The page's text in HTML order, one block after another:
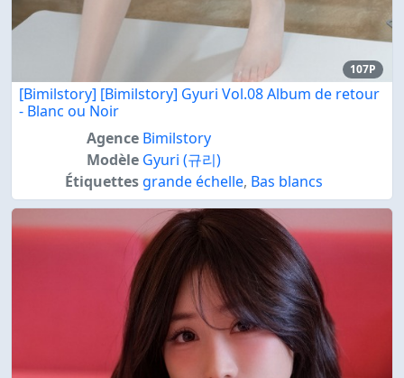
107P
[Bimilstory] [Bimilstory] Gyuri Vol.08 Album de retour
- Blanc ou Noir
Agence Bimilstory
Modèle Gyuri (규리)
Étiquettes grande échelle, Bas blancs